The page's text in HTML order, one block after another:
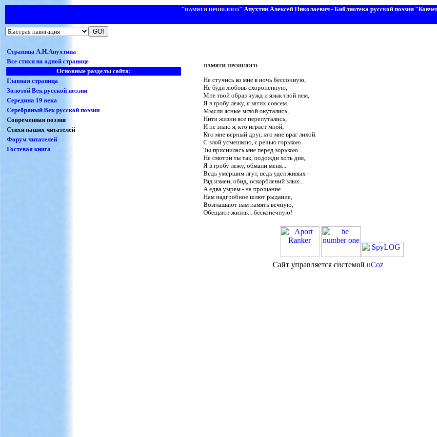
"ПАМЯТИ ПРОШЛОГО" Апухтин Алексей Николаевич - Библиотека русской поэзии
Страница А.Н.Апухтина
Все стихи на одной странице
Основные разделы сайта:
Главная страница
Золотой Век русской поэзии
Середина 19 века
Серебряный Век русской поэзии
Современная поэзия
Стихи наших читателей
Форум читателей
Гостевая книга
ПАМЯТИ ПРОШЛОГО
Не стучись ко мне в ночь бессонную,
Не буди любовь схороненную,
Мне твой образ чужд и язык твой нем,
Я в гробу лежу, я затих совсем.
Мысли ясные мглой окутались,
Нити жизни все перепутались,
И не знаю я, кто играет мной,
Кто мне верный друг, кто мне враг лихой.
С злой усмешкою, с речью горькою
Ты приснилась мне перед зорькою...
Не смотри ты так, подожди хоть дня,
Я в гробу лежу, обмани меня...
Ведь умершим лгут, ведь удел живых -
Ряд измен, обид, оскорблений злых...
А едва умрем - на прощание
Нам надгробное шлют рыдание,
Возглашают нам память вечную,
Обещают жизнь... бесконечную!
Сайт управляется системой uCoz